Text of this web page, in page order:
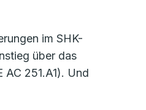
im SHK-
über das
251.A1). Und